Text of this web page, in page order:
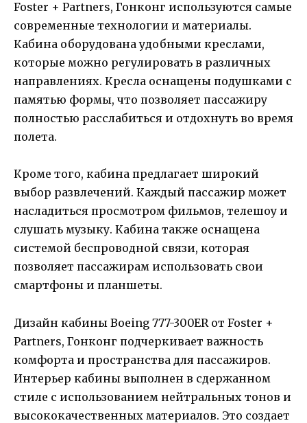
Foster + Partners, Гонконг используются самые
современные технологии и материалы.
Кабина оборудована удобными креслами,
которые можно регулировать в различных
направлениях. Кресла оснащены подушками с
памятью формы, что позволяет пассажиру
полностью расслабиться и отдохнуть во время
полета.
Кроме того, кабина предлагает широкий
выбор развлечений. Каждый пассажир может
насладиться просмотром фильмов, телешоу и
слушать музыку. Кабина также оснащена
системой беспроводной связи, которая
позволяет пассажирам использовать свои
смартфоны и планшеты.
Дизайн кабины Boeing 777-300ER от Foster +
Partners, Гонконг подчеркивает важность
комфорта и пространства для пассажиров.
Интерьер кабины выполнен в сдержанном
стиле с использованием нейтральных тонов и
высококачественных материалов. Это создает